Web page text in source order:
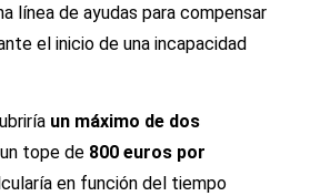
línea de ayudas para compensar
el inicio de una incapacidad
un máximo de dos
tope de 800 euros por
en función del tiempo